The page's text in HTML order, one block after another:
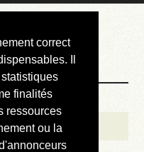
correct
Il
finalités
ressources
ou la